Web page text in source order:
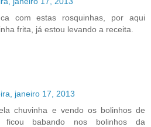
com estas rosquinhas, por aqui
frita, já estou levando a receita.
janeiro 17, 2013
chuvinha e vendo os bolinhos de
babando nos bolinhos da